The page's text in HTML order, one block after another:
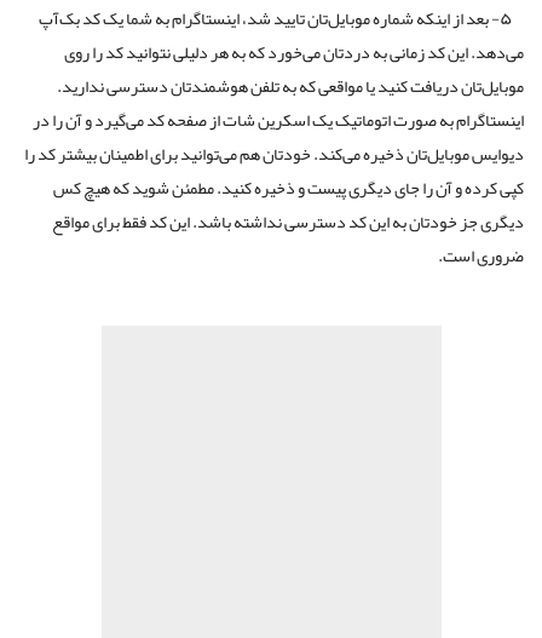
۵- بعد از اینکه شماره موبایل‌تان تایید شد، اینستاگرام به شما یک کد بک‌آپ
می‌دهد. این کد زمانی به دردتان می‌خورد که به هر دلیلی نتوانید کد را روی
موبایل‌تان دریافت کنید یا مواقعی که به تلفن هوشمندتان دسترسی ندارید.
اینستاگرام به صورت اتوماتیک یک اسکرین شات از صفحه کد می‌گیرد و آن را در
دیوایس موبایل‌تان ذخیره می‌کند. خودتان هم می‌توانید برای اطمینان بیشتر کد را
کپی کرده و آن را جای دیگری پیست و ذخیره کنید. مطمئن شوید که هیچ کس
دیگری جز خودتان به این کد دسترسی نداشته باشد. این کد فقط برای مواقع
ضروری است.